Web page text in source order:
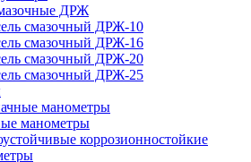
ДРЖ
смазочный ДРЖ-10
смазочный ДРЖ-16
смазочный ДРЖ-20
смазочный ДРЖ-25
манометры
манометры
коррозионностойкие